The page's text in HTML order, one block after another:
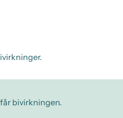
bivirkningen.